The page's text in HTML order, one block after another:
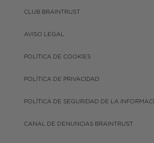
CLUB BRAINTRUST
AVISO LEGAL
POLÍTICA DE COOKIES
POLÍTICA DE PRIVACIDAD
POLÍTICA DE SEGURIDAD DE LA
CANAL DE DENUNCIAS BRAINTRUST